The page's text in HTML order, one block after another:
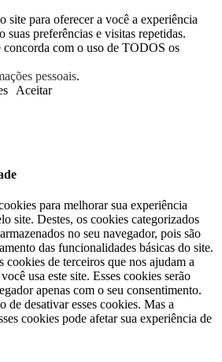
site para oferecer a você a experiência
suas preferências e visitas repetidas.
com o uso de TODOS os
pessoais.
Aceitar
para melhorar sua experiência
site. Destes, os cookies categorizados
no seu navegador, pois são
das funcionalidades básicas do site.
cookies de terceiros que nos ajudam a
usa este site. Esses cookies serão
apenas com o seu consentimento.
de desativar esses cookies. Mas a
cookies pode afetar sua experiência de